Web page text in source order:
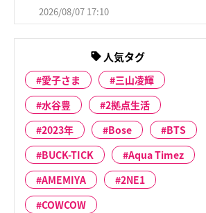
2026/08/07 17:10
人気タグ
愛子さま
三山凌輝
水谷豊
2拠点生活
2023年
Bose
BTS
BUCK-TICK
Aqua Timez
AMEMIYA
2NE1
COWCOW